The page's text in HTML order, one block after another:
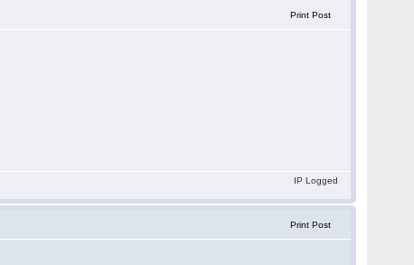
Print Post
IP Logged
Print Post